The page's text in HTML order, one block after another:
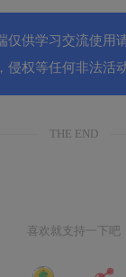
仅供学习交流使用
侵权等任何非法活
THE END
喜欢就支持一下吧